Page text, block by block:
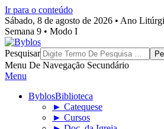
Ir para o conteúdo
Sábado, 8 de agosto de 2026 • Ano
Semana 9 • Modo I
Byblos
Pesquisar
Menu De Navegação Secundário
Menu
ByblosBiblioteca
► Catequese
► Cursos